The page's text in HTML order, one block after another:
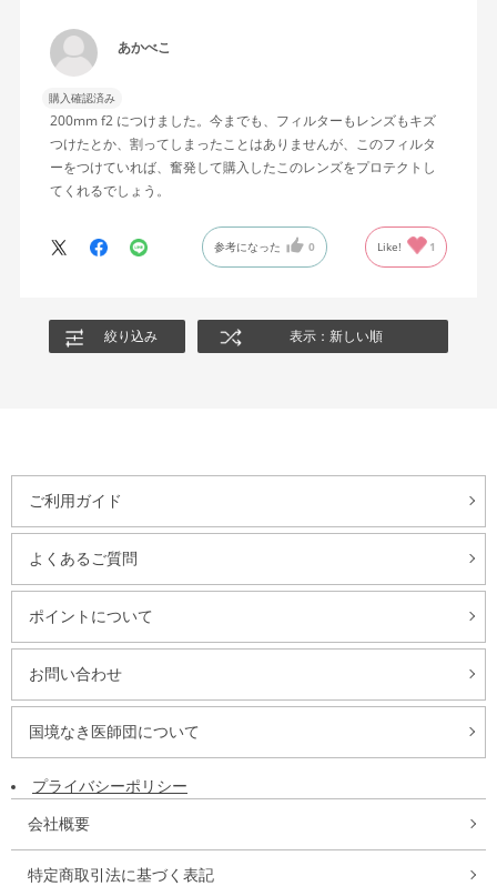
あかべこ
購入確認済み
200mm f2 につけました。今までも、フィルターもレンズもキズ
つけたとか、割ってしまったことはありませんが、このフィルタ
ーをつけていれば、奮発して購入したこのレンズをプロテクトし
てくれるでしょう。
参考になった 0 Like! 1
絞り込み 表示：新しい順
ご利用ガイド
よくあるご質問
ポイントについて
お問い合わせ
国境なき医師団について
プライバシーポリシー
会社概要
特定商取引法に基づく表記